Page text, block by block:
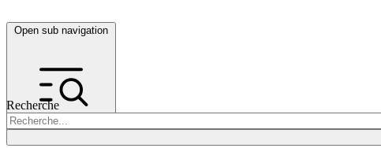
Open sub navigation
Recherche